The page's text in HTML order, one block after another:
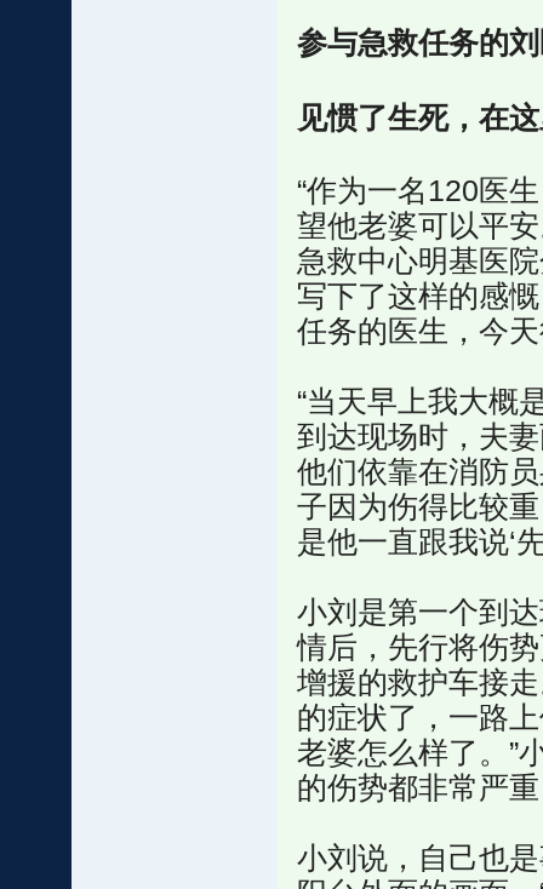
参与急救任务的
见惯了生死，在
“作为一名120医
望他老婆可以平
急救中心明基医
写下了这样的感
任务的医生，今
“当天早上我大概
到达现场时，夫
他们依靠在消防
子因为伤得比较
是他一直跟我说‘
小刘是第一个到
情后，先行将伤
增援的救护车接
的症状了，一路
老婆怎么样了。”
的伤势都非常严
小刘说，自己也